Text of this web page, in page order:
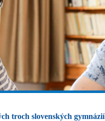
troch slovenských gymnázií